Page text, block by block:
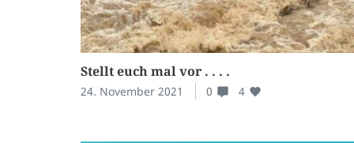
Stellt euch mal vor . . . .
24. November 2021 0 4